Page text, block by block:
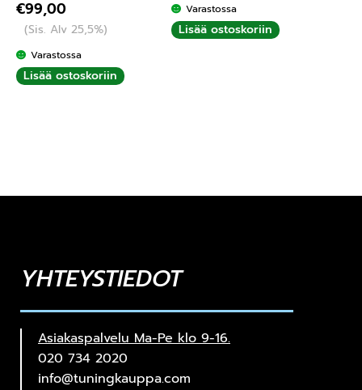
€99,00
(Sis. Alv 25,5%)
Varastossa
Lisää ostoskoriin
Varastossa
Lisää ostoskoriin
YHTEYSTIEDOT
Asiakaspalvelu Ma-Pe klo 9-16.
020 734 2020
info@tuningkauppa.com